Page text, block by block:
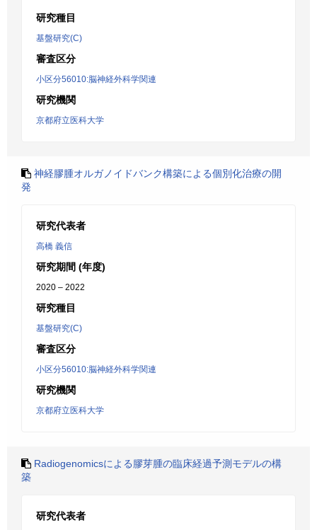
研究種目
基盤研究(C)
審査区分
小区分56010:脳神経外科学関連
研究機関
京都府立医科大学
神経膠腫オルガノイドバンク構築による個別化治療の開
発
研究代表者
高橋 義信
研究期間 (年度)
2020 – 2022
研究種目
基盤研究(C)
審査区分
小区分56010:脳神経外科学関連
研究機関
京都府立医科大学
Radiogenomicsによる膠芽腫の臨床経過予測モデルの構
築
研究代表者